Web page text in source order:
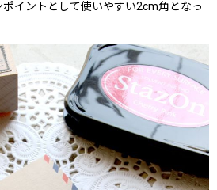
イントとして使いやすい2cm角となっ